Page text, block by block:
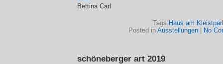
Bettina Carl
Tags: Haus am
Posted in Ausstellungen| No
schöneberger art 2019